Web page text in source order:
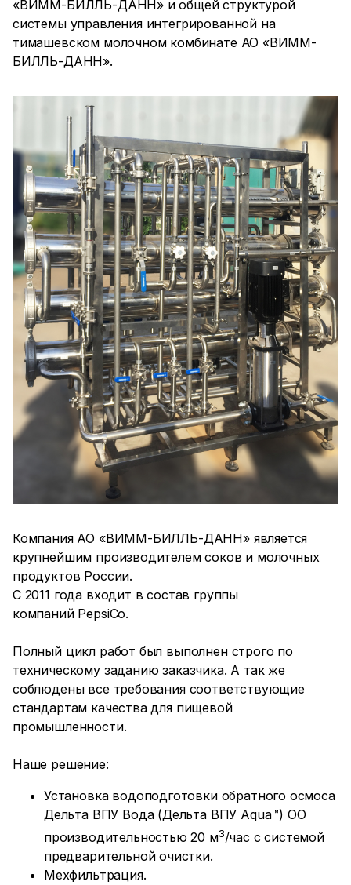
«ВИММ-БИЛЛЬ-ДАНН» и общей структурой
системы управления интегрированной на
тимашевском молочном комбинате АО «ВИММ-
БИЛЛЬ-ДАНН».
Компания АО «ВИММ-БИЛЛЬ-ДАНН» является
крупнейшим производителем соков и молочных
продуктов России.
С 2011 года входит в состав группы
компаний PepsiCo.
Полный цикл работ был выполнен строго по
техническому заданию заказчика. А так же
соблюдены все требования соответствующие
стандартам качества для пищевой
промышленности.
Наше решение:
Установка водоподготовки обратного осмоса
Дельта ВПУ Вода (Дельта ВПУ Aqua™) ОО
производительностью 20 м3/час с системой
предварительной очистки.
Мехфильтрация.